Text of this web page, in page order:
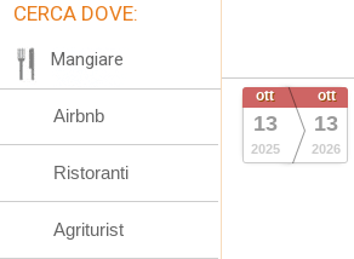
ott
13
2025
ott
13
2026
CERCA DOVE:
Mangiare
Airbnb
Ristoranti
Agriturist